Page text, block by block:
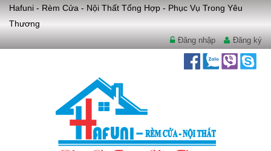
Hafuni - Rèm Cửa - Nội Thất Tổng Hợp - Phục Vụ Trong Yêu
Thương
Đăng nhập Đăng ký